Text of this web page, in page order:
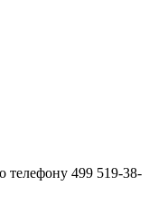
телефону 499 519-38-